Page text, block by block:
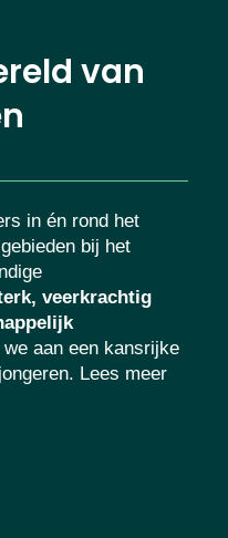
van
in én rond het
bij het
veerkrachtig
aan een kansrijke
Lees meer